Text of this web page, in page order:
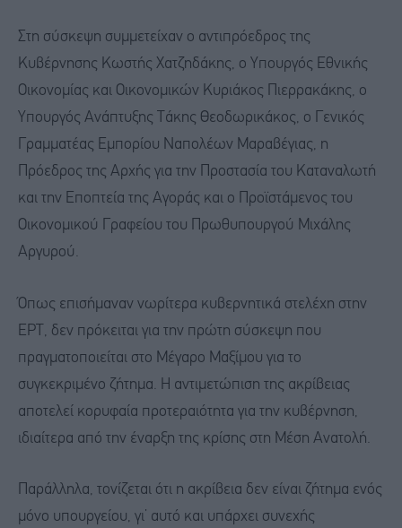
Στη σύσκεψη συμμετείχαν ο αντιπρόεδρος της
Κυβέρνησης Κωστής Χατζηδάκης, ο Υπουργός Εθνικής
Οικονομίας και Οικονομικών Κυριάκος Πιερρακάκης, ο
Υπουργός Ανάπτυξης Τάκης Θεοδωρικάκος, ο Γενικός
Γραμματέας Εμπορίου Ναπολέων Μαραβέγιας, η
Πρόεδρος της Αρχής για την Προστασία του Καταναλωτή
και την Εποπτεία της Αγοράς και ο Προϊστάμενος του
Οικονομικού Γραφείου του Πρωθυπουργού Μιχάλης
Αργυρού.
Όπως επισήμαναν νωρίτερα κυβερνητικά στελέχη στην
ΕΡΤ, δεν πρόκειται για την πρώτη σύσκεψη που
πραγματοποιείται στο Μέγαρο Μαξίμου για το
συγκεκριμένο ζήτημα. Η αντιμετώπιση της ακρίβειας
αποτελεί κορυφαία προτεραιότητα για την κυβέρνηση,
ιδιαίτερα από την έναρξη της κρίσης στη Μέση Ανατολή.
Παράλληλα, τονίζεται ότι η ακρίβεια δεν είναι ζήτημα ενός
μόνο υπουργείου, γι’ αυτό και υπάρχει συνεχής